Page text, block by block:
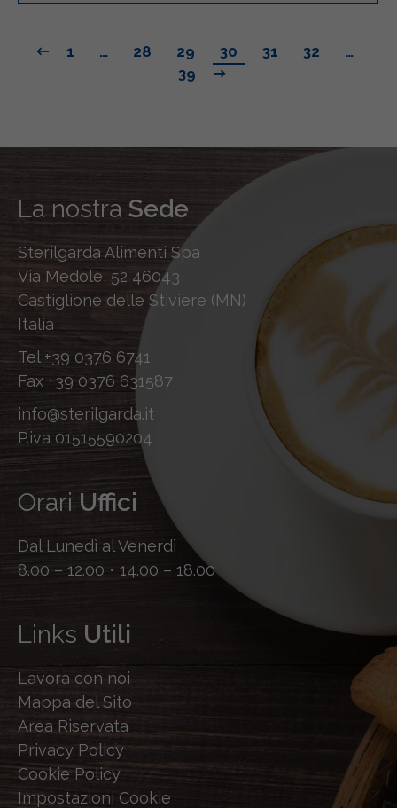
1 … 28 29 30 31 32
…
39
La nostra Sede
Sterilgarda Alimenti Spa
Via Medole, 52 46043
Castiglione delle Stiviere (MN)
Italia
Tel +39 0376 6741
Fax +39 0376 631587
info@sterilgarda.it
P.iva 01515590204
Orari Uffici
Dal Lunedì al Venerdì
8.00 – 12.00 • 14.00 – 18.00
Links Utili
Lavora con noi
Mappa del Sito
Area Riservata
Privacy Policy
Cookie Policy
Impostazioni Cookie